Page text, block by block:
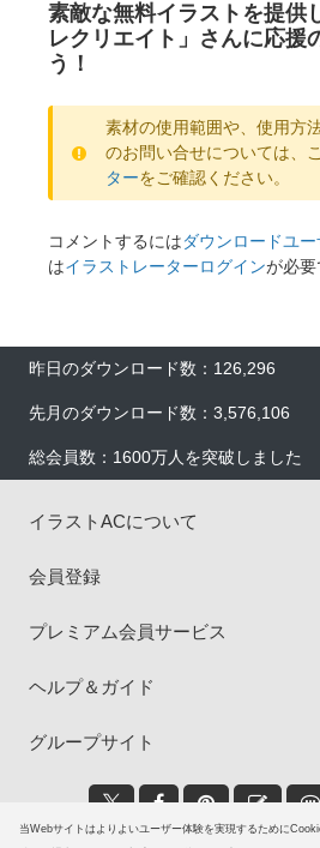
当Webサイトはよりよいユーザー体験を実現するために
素敵な無料イラストを提供
レクリエイト」さんに応援
う！
素材の使用範囲や、使用方
のお問い合せについては、
ターをご確認ください。
コメントするにはダウンロードユ
はイラストレーターログインが必要
昨日のダウンロード数：126,296
先月のダウンロード数：3,576,106
総会員数：1600万人を突破しました
イラストACについて
会員登録
プレミアム会員サービス
ヘルプ＆ガイド
グループサイト